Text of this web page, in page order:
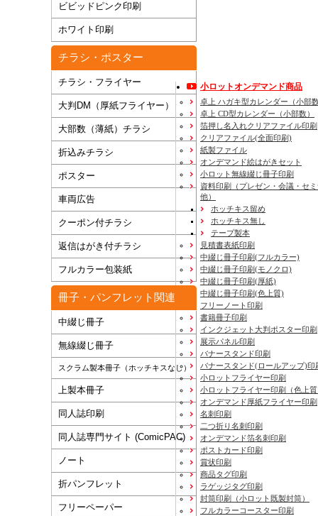
ビビッドピンク印刷
ホワイト印刷
チラシ・ポスター
チラシ・フライヤー
大判DM（厚紙フライヤー）
大部数（薄紙）チラシ
折込みチラシ
ポスター
車両広告
クーポン付チラシ
返信はがき付チラシ
フルカラー包装紙
冊子・パンフレット関連
中綴じ冊子
無線綴じ冊子
スクラム製本冊子（ホッチキスなし）
上製本冊子
同人誌印刷
同人誌専門サイト (ComicPAC)
ノート
折パンフレット
フリーペーパー
小ロットオンデマンド商品
卓上 ハガキ型カレンダー（小部
卓上 CD型カレンダー（小部数）
箔押し名入れクリアファイル印刷
クリアファイル(全面印刷)
紙製ファイル
オンデマンド絵はがきセット
小ロット無線綴じ冊子印刷
資料印刷
（プレゼン・会議・セ
他）
ホッチキス留め
ホッチキス無し
テープ製本
見積書表紙印刷
中綴じ冊子印刷(フルカラー)
中綴じ冊子印刷(モノクロ)
中綴じ冊子印刷(厚紙)
中綴じ冊子印刷(色上質)
フリーノート印刷
書籍冊子印刷
インクジェット大判ポスター印刷
展示パネル印刷
バナースタンド印刷
バナースタンド(ロールアップ)印
小ロットフライヤー印刷
小ロットフライヤー印刷（色上
オンデマンド厚紙フライヤー印刷
名刺印刷
二つ折り名刺印刷
オンデマンド箔名刺印刷
ポストカード印刷
賞状印刷
商品タグ印刷
ラゲッジタグ印刷
封筒印刷
（小ロット既製封筒）
フルカラーコースター印刷